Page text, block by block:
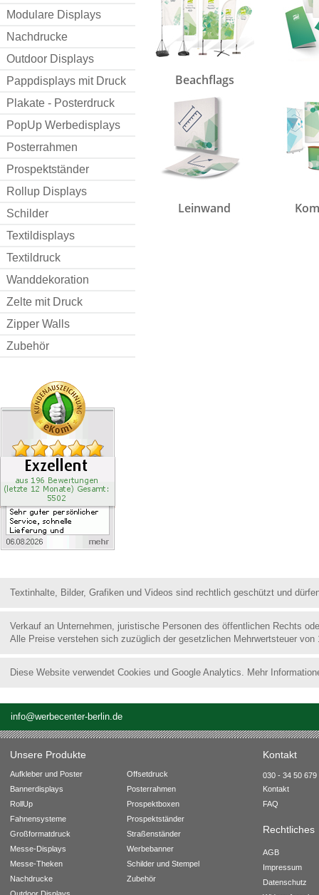
Modulare Displays
Nachdrucke
Outdoor Displays
Pappdisplays mit Druck
Plakate - Posterdruck
PopUp Werbedisplays
Posterrahmen
Prospektständer
Rollup Displays
Schilder
Textildisplays
Textildruck
Wanddekoration
Zelte mit Druck
Zipper Walls
Zubehör
Beachflags
Leinwand
Textinhalte, Bilder, Grafiken und Videos sind rechtlich geschützt und
Verkauf an Unternehmen, juristische Personen des öffentlichen Rechts
Alle Preise verstehen sich zuzüglich der gesetzlichen Mehrwertsteuer von
Diese Website verwendet Cookies und Google Analytics. Mehr
info@werbecenter-berlin.de
Unsere Produkte Kontakt
Aufkleber und Poster
Bannerdisplays
RollUp
Fahnensysteme
Großformatdruck
Messe-Displays
Messe-Theken
Nachdrucke
Offsetdruck
Posterrahmen
Prospektboxen
Prospektständer
Straßenständer
Werbebanner
Schilder und Stempel
Zubehör
030 - 34 50 679
Kontakt
FAQ
Rechtliches
AGB
Impressum
Datenschutz